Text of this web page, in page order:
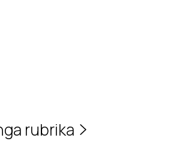
rubrika